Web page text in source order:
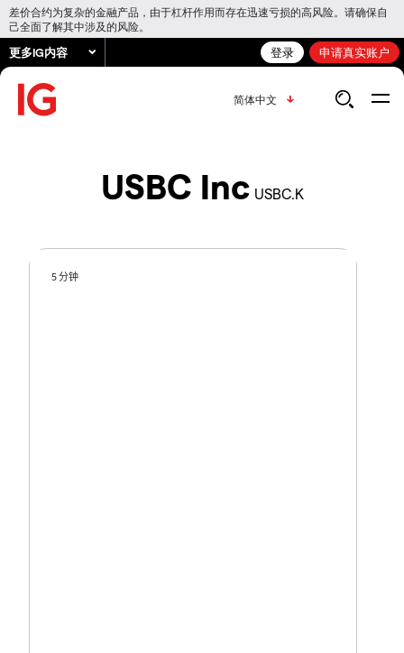
差价合约为复杂的金融产品，由于杠杆作用而存在迅速亏损的高风险。请确保自
己全面了解其中涉及的风险。
更多IG内容 登录 申请真实账户
简体中文
USBC Inc USBC.K
5 分钟